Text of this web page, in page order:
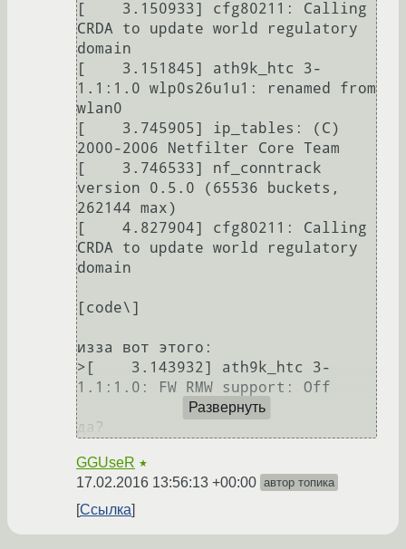
[    3.150933] cfg80211: Calling
CRDA to update world regulatory
domain
[    3.151845] ath9k_htc 3-
1.1:1.0 wlp0s26u1u1: renamed from
wlan0
[    3.745905] ip_tables: (C)
2000-2006 Netfilter Core Team
[    3.746533] nf_conntrack
version 0.5.0 (65536 buckets,
262144 max)
[    4.827904] cfg80211: Calling
CRDA to update world regulatory
domain
[code\]
изза вот этого:
>[    3.143932] ath9k_htc 3-
1.1:1.0: FW RMW support: Off
да?
Развернуть
GGUseR ★
17.02.2016 13:56:13 +00:00 автор топика
Ссылка